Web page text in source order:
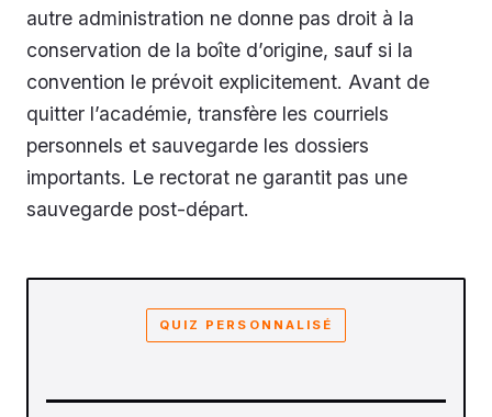
autre administration ne donne pas droit à la
conservation de la boîte d’origine, sauf si la
convention le prévoit explicitement. Avant de
quitter l’académie, transfère les courriels
personnels et sauvegarde les dossiers
importants. Le rectorat ne garantit pas une
sauvegarde post-départ.
QUIZ PERSONNALISÉ